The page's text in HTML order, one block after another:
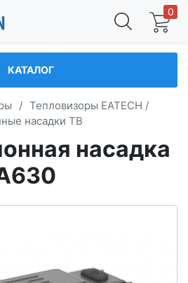
0
КАТАЛОГ
/ Тепловизоры EATECH /
насадки TB
насадка